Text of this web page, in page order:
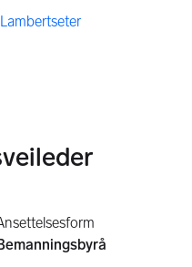
Lambertseter